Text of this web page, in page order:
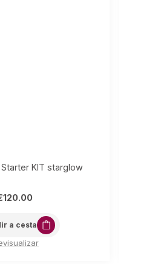
a cesta
KIT starglow
120.00